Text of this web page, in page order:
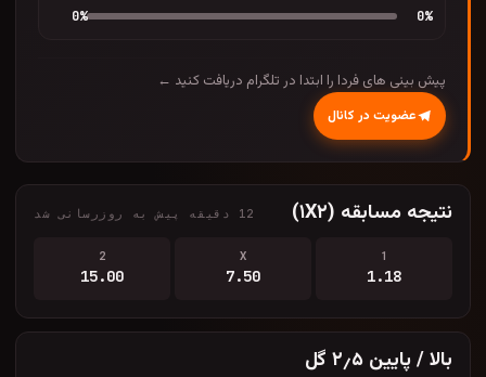
0%
0%
پیش بینی های فردا را ابتدا در تلگرام دریافت کنید ←
عضویت در کانال
نتیجه مسابقه (۱X۲) 12 دقیقه پیش به روزرسانی شد
1
1.18
X
7.50
2
15.00
بالا / پایین ۲٫۵ گل